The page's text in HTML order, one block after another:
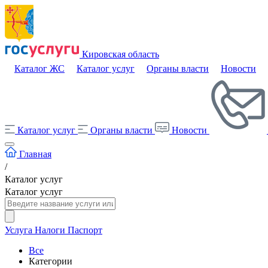
Кировская область
Каталог ЖС
Каталог услуг Органы власти Новости
Каталог услуг Органы власти Новости
Главная
/
Каталог услуг
Каталог услуг
Услуга Налоги Паспорт
Все
Категории